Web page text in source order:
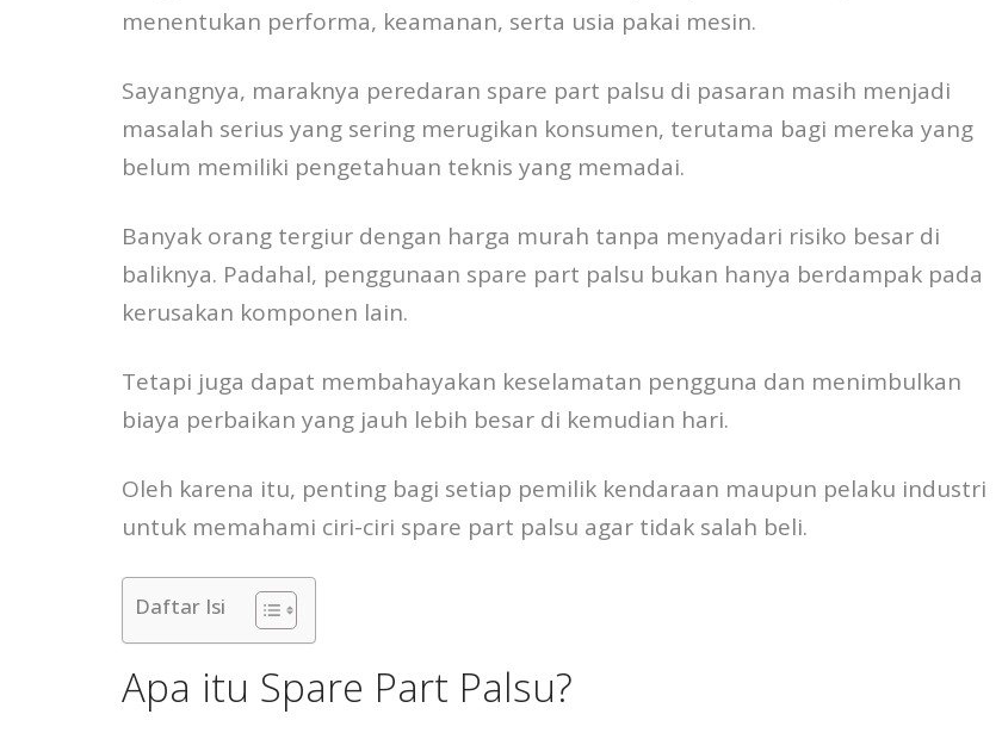
menentukan performa, keamanan, serta usia pakai mesin.
Sayangnya, maraknya peredaran spare part palsu di pasaran masih menjadi
masalah serius yang sering merugikan konsumen, terutama bagi mereka yang
belum memiliki pengetahuan teknis yang memadai.
Banyak orang tergiur dengan harga murah tanpa menyadari risiko besar di
baliknya. Padahal, penggunaan spare part palsu bukan hanya berdampak pada
kerusakan komponen lain.
Tetapi juga dapat membahayakan keselamatan pengguna dan menimbulkan
biaya perbaikan yang jauh lebih besar di kemudian hari.
Oleh karena itu, penting bagi setiap pemilik kendaraan maupun pelaku industri
untuk memahami ciri-ciri spare part palsu agar tidak salah beli.
Daftar Isi
Apa itu Spare Part Palsu?